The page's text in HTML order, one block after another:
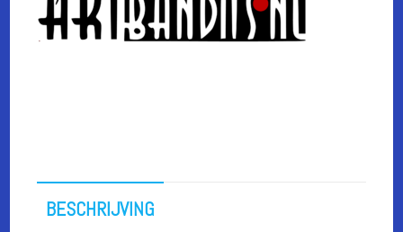
BESCHRIJVING